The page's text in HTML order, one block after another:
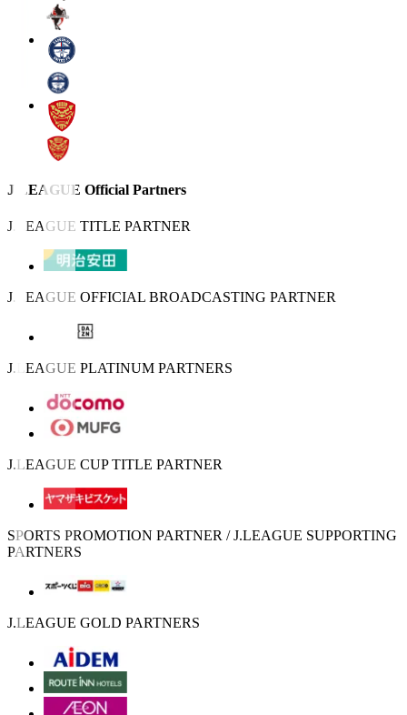
J.LEAGUE Official Partners
J.LEAGUE TITLE PARTNER
J.LEAGUE OFFICIAL BROADCASTING PARTNER
J.LEAGUE PLATINUM PARTNERS
J.LEAGUE CUP TITLE PARTNER
SPORTS PROMOTION PARTNER / J.LEAGUE SUPPORTING
PARTNERS
J.LEAGUE GOLD PARTNERS